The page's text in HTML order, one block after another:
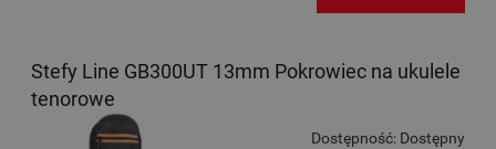
Stefy Line GB300UT 13mm Pokrowiec na ukulele
tenorowe
Dostępność: Dostępny